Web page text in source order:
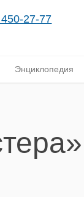
27-77
Энциклопедия